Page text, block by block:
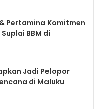
Pertamina Komitmen
BBM di
Jadi Pelopor
di Maluku